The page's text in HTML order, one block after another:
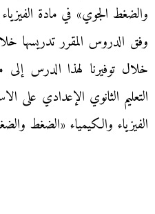
والضغط الجوي» في مادة
وفق الدروس المقرر
خلال توفيرنا لهذا الدرس إلى
التعليم الثانوي الإعدادي على
الفيزياء والكيمياء «الضغط